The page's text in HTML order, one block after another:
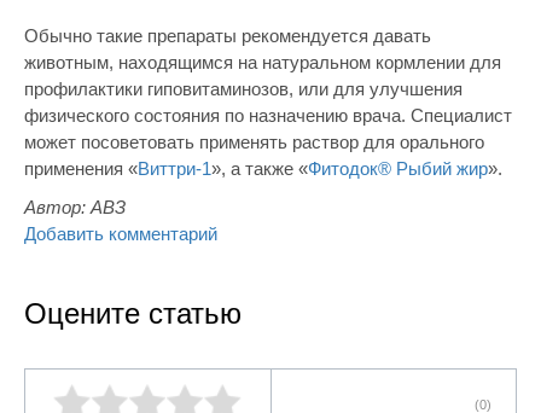
Обычно такие препараты рекомендуется давать
животным, находящимся на натуральном кормлении для
профилактики гиповитаминозов, или для улучшения
физического состояния по назначению врача. Специалист
может посоветовать применять раствор для орального
применения «Виттри-1», а также «Фитодок® Рыбий жир».
Автор: АВЗ
Добавить комментарий
Оцените статью
(0)